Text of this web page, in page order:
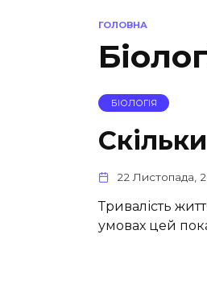
ГОЛОВНА
БІОЛОГІЯ
22 Листопада,
Тривалість
умовах цей